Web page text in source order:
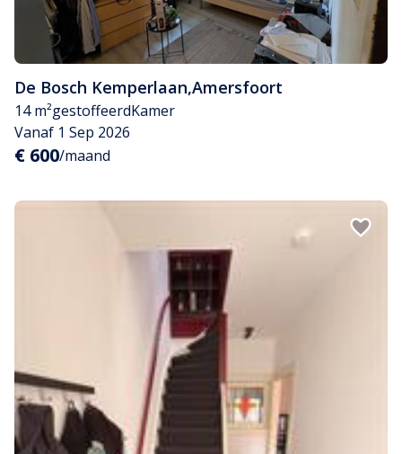
De Bosch Kemperlaan,Amersfoort
14 m²gestoffeerdKamer
Vanaf 1 Sep 2026
€ 600/maand